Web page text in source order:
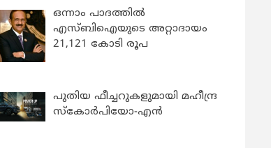
ഒന്നാം പാദത്തിൽ
എസ്ബിഐയുടെ അറ്റാദായം
21,121 കോടി രൂപ
പുതിയ ഫീച്ചറുകളുമായി മഹീന്ദ്ര
സ്കോർപിയോ-എൻ